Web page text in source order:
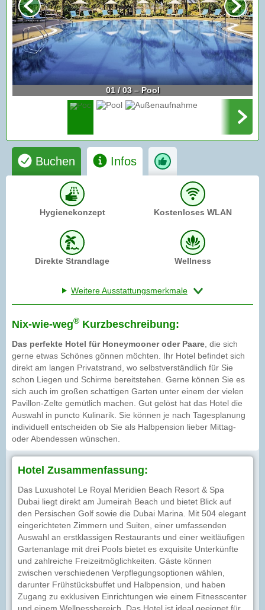
01 / 03 – Pool
Buchen Infos
Hygienekonzept Kostenloses WLAN
Direkte Strandlage Wellness
Weitere Ausstattungsmerkmale
Nix-wie-weg® Kurzbeschreibung:
Das perfekte Hotel für Honeymooner oder Paare , die sich
gerne etwas Schönes gönnen möchten. Ihr Hotel befindet sich
direkt am langen Privatstrand, wo selbstverständlich für Sie
schon Liegen und Schirme bereitstehen. Gerne können Sie es
sich auch im großen schattigen Garten unter einem der vielen
Pavillon-Zelte gemütlich machen. Gut gelöst hat das Hotel die
Auswahl in puncto Kulinarik. Sie können je nach Tagesplanung
individuell entscheiden ob Sie als Halbpension lieber Mittag-
oder Abendessen wünschen.
Hotel Zusammenfassung:
Das Luxushotel Le Royal Meridien Beach Resort & Spa
Dubai liegt direkt am Jumeirah Beach und bietet Blick auf
den Persischen Golf sowie die Dubai Marina. Mit 504 elegant
eingerichteten Zimmern und Suiten, einer umfassenden
Auswahl an erstklassigen Restaurants und einer weitläufigen
Gartenanlage mit drei Pools bietet es exquisite Unterkünfte
und zahlreiche Freizeitmöglichkeiten. Gäste können
zwischen verschiedenen Verpflegungsoptionen wählen,
darunter Frühstücksbuffet und Halbpension, und haben
Zugang zu exklusiven Einrichtungen wie einem Fitnesscenter
und einem Wellnessbereich. Das Hotel ist ideal geeignet für